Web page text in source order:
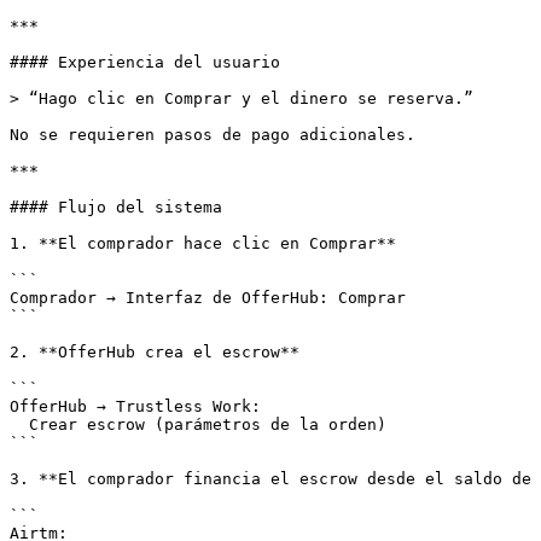
***
#### Experiencia del usuario
> “Hago clic en Comprar y el dinero se reserva.”
No se requieren pasos de pago adicionales.
***
#### Flujo del sistema
1. **El comprador hace clic en Comprar**
```
Comprador → Interfaz de OfferHub: Comprar
```
2. **OfferHub crea el escrow**
```
OfferHub → Trustless Work:
```
3. **El comprador financia el escrow desde el saldo de
```
Airtm: